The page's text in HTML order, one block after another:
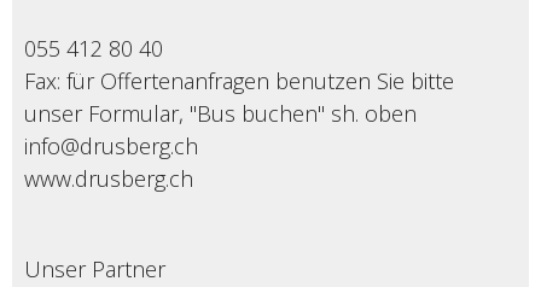
055 412 80 40
Fax: für Offertenanfragen benutzen Sie bitte
unser Formular, "Bus buchen" sh. oben
info@drusberg.ch
www.drusberg.ch
Unser Partner